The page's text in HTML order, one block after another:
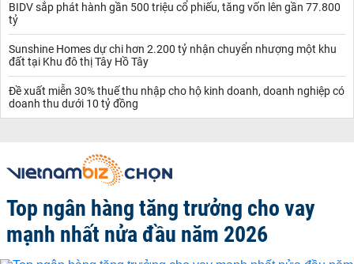
BIDV sắp phát hành gần 500 triệu cổ phiếu, tăng vốn lên gần 77.800
tỷ
Sunshine Homes dự chi hơn 2.200 tỷ nhận chuyển nhượng một khu
đất tại Khu đô thị Tây Hồ Tây
Đề xuất miễn 30% thuế thu nhập cho hộ kinh doanh, doanh nghiệp có
doanh thu dưới 10 tỷ đồng
Top ngân hàng tăng trưởng cho vay
mạnh nhất nửa đầu năm 2026